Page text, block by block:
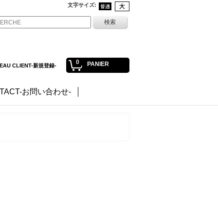
文字サイズ:
0 PANIER
CLIENT-新規登録-
お問い合わせ-